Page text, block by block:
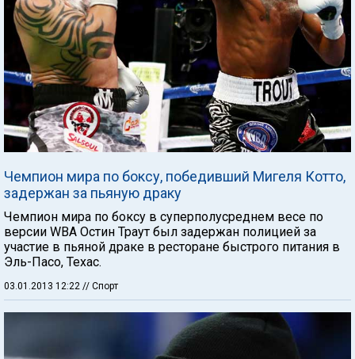
Чемпион мира по боксу, победивший Мигеля Котто,
задержан за пьяную драку
Чемпион мира по боксу в суперполусреднем весе по
версии WBA Остин Траут был задержан полицией за
участие в пьяной драке в ресторане быстрого питания в
Эль-Пасо, Техас.
03.01.2013 12:22 // Спорт